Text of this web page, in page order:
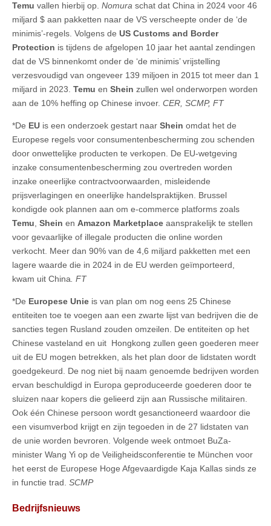
Temu vallen hierbij op. Nomura schat dat China in 2024 voor 46
miljard $ aan pakketten naar de VS verscheepte onder de ‘de
minimis’-regels. Volgens de US Customs and Border
Protection is tijdens de afgelopen 10 jaar het aantal zendingen
dat de VS binnenkomt onder de ‘de minimis’ vrijstelling
verzesvoudigd van ongeveer 139 miljoen in 2015 tot meer dan 1
miljard in 2023. Temu en Shein zullen wel onderworpen worden
aan de 10% heffing op Chinese invoer. CER, SCMP, FT
*De EU is een onderzoek gestart naar Shein omdat het de
Europese regels voor consumentenbescherming zou schenden
door onwettelijke producten te verkopen. De EU-wetgeving
inzake consumentenbescherming zou overtreden worden
inzake oneerlijke contractvoorwaarden, misleidende
prijsverlagingen en oneerlijke handelspraktijken. Brussel
kondigde ook plannen aan om e-commerce platforms zoals
Temu, Shein en Amazon Marketplace aansprakelijk te stellen
voor gevaarlijke of illegale producten die online worden
verkocht. Meer dan 90% van de 4,6 miljard pakketten met een
lagere waarde die in 2024 in de EU werden geïmporteerd,
kwam uit China. FT
*De Europese Unie is van plan om nog eens 25 Chinese
entiteiten toe te voegen aan een zwarte lijst van bedrijven die de
sancties tegen Rusland zouden omzeilen. De entiteiten op het
Chinese vasteland en uit Hongkong zullen geen goederen meer
uit de EU mogen betrekken, als het plan door de lidstaten wordt
goedgekeurd. De nog niet bij naam genoemde bedrijven worden
ervan beschuldigd in Europa geproduceerde goederen door te
sluizen naar kopers die gelieerd zijn aan Russische militairen.
Ook één Chinese persoon wordt gesanctioneerd waardoor die
een visumverbod krijgt en zijn tegoeden in de 27 lidstaten van
de unie worden bevroren. Volgende week ontmoet BuZa-
minister Wang Yi op de Veiligheidsconferentie te München voor
het eerst de Europese Hoge Afgevaardigde Kaja Kallas sinds ze
in functie trad. SCMP
Bedrijfsnieuws